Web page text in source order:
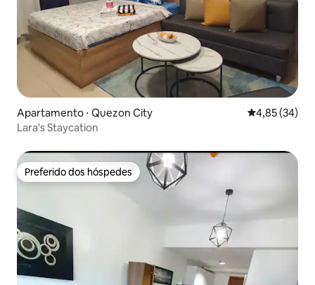
Apartamento ⋅ Quezon City 4,85 de uma
4,85 (34)
Lara's Staycation
Preferido dos hóspedes
Preferido dos hóspedes